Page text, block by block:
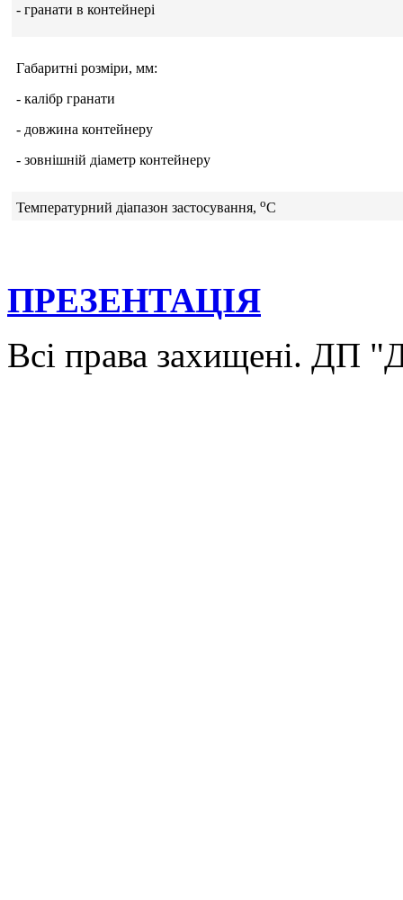
- гранати в контейнері
Габаритні розміри, мм:
- калібр гранати
- довжина контейнеру
- зовнішній діаметр контейнеру
Температурний діапазон застосування, оС
ПРЕЗЕНТАЦІЯ
Всі права захищені.